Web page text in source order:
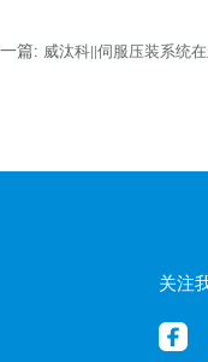
篇: 威汰科||伺服压装系统
关注